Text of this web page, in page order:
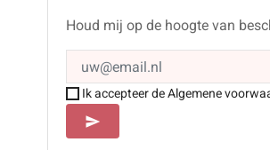
Houd mij op de hoogte van
Ik accepteer de Algemene
SEND
send